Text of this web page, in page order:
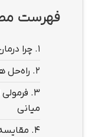
فهرست
1. چرا
2. راه‌حل
3.
میانی
4.